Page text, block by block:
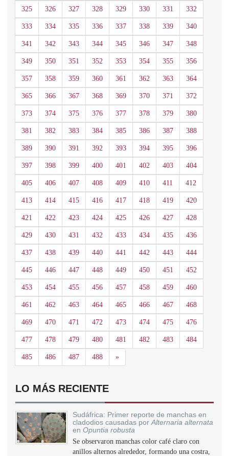
325 326 327 328 329 330 331 332
333 334 335 336 337 338 339 340
341 342 343 344 345 346 347 348
349 350 351 352 353 354 355 356
357 358 359 360 361 362 363 364
365 366 367 368 369 370 371 372
373 374 375 376 377 378 379 380
381 382 383 384 385 386 387 388
389 390 391 392 393 394 395 396
397 398 399 400 401 402 403 404
405 406 407 408 409 410 411 412
413 414 415 416 417 418 419 420
421 422 423 424 425 426 427 428
429 430 431 432 433 434 435 436
437 438 439 440 441 442 443 444
445 446 447 448 449 450 451 452
453 454 455 456 457 458 459 460
461 462 463 464 465 466 467 468
469 470 471 472 473 474 475 476
477 478 479 480 481 482 483 484
485 486 487 488 »Siguiente
LO MÁS RECIENTE
Sudáfrica: Primer reporte de manchas en
cladodios causadas por Alternaria alternata
en Opuntia robusta
Se observaron manchas color café claro con
anillos alternos alrededor, formando una costra,